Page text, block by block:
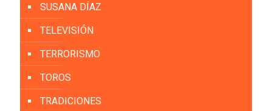
SUSANA DÍAZ
TELEVISIÓN
TERRORISMO
TOROS
TRADICIONES